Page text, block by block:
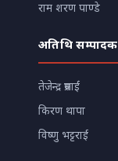
राम शरण पाण्डे
अतिथि सम्पादक
तेजेन्द्र प्रसाईं
किरण थापा
विष्णु भट्टराई